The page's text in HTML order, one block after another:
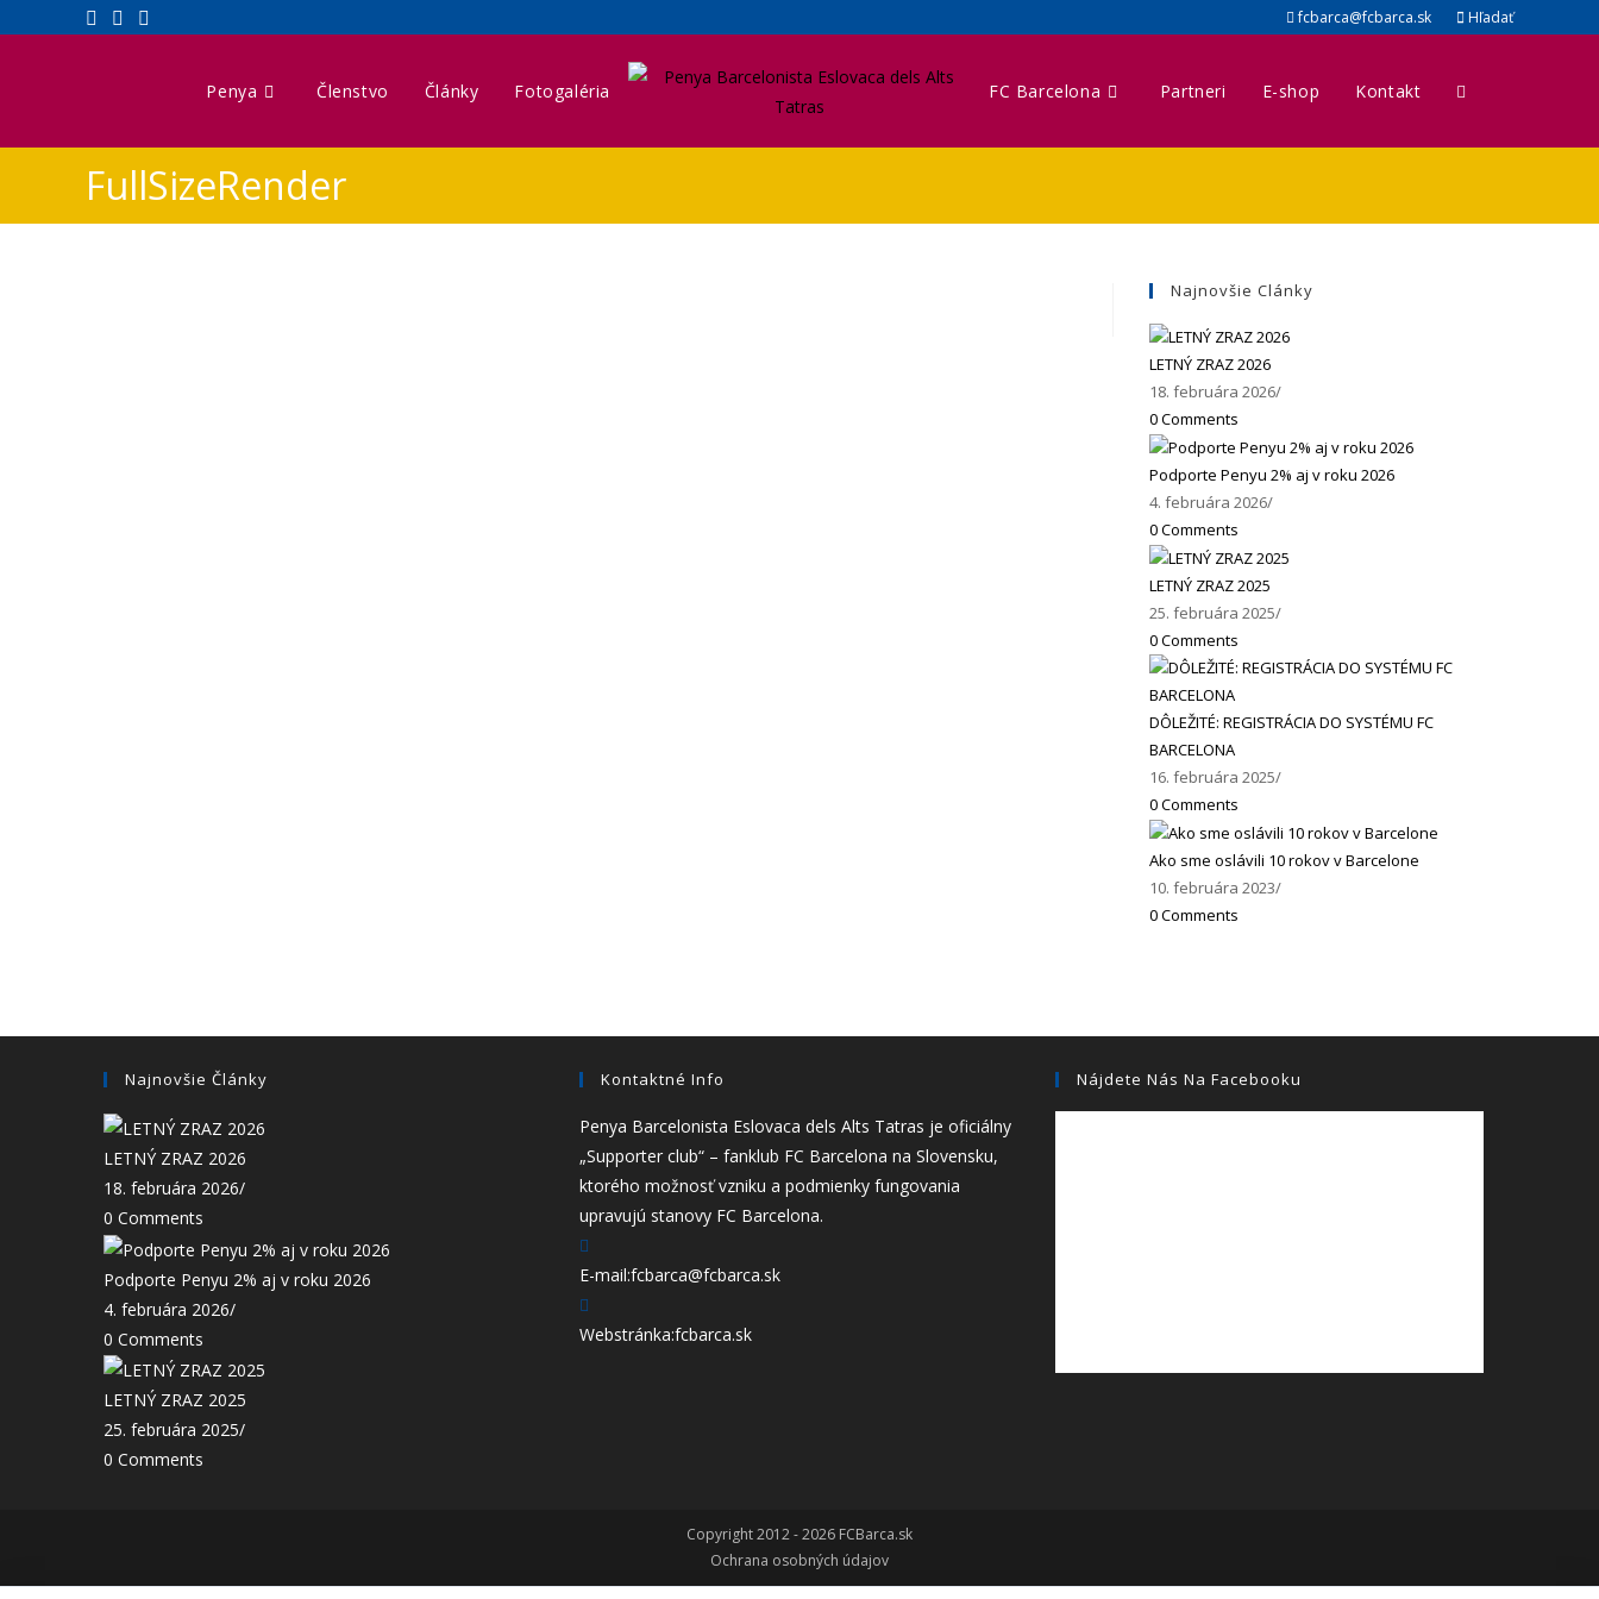
fcbarca@fcbarca.sk Hľadať
Penya Členstvo Články Fotogaléria FC Barcelona Partneri E-shop Kontakt
FullSizeRender
Najnovšie Clánky
LETNÝ ZRAZ 2026
18. februára 2026/
0 Comments
Podporte Penyu 2% aj v roku 2026
4. februára 2026/
0 Comments
LETNÝ ZRAZ 2025
25. februára 2025/
0 Comments
DÔLEŽITÉ: REGISTRÁCIA DO SYSTÉMU FC
BARCELONA
16. februára 2025/
0 Comments
Ako sme oslávili 10 rokov v Barcelone
10. februára 2023/
0 Comments
Najnovšie Články
LETNÝ ZRAZ 2026
18. februára 2026/
0 Comments
Podporte Penyu 2% aj v roku 2026
4. februára 2026/
0 Comments
LETNÝ ZRAZ 2025
25. februára 2025/
0 Comments
Kontaktné Info
Penya Barcelonista Eslovaca dels Alts Tatras je oficiálny
„Supporter club“ – fanklub FC Barcelona na Slovensku,
ktorého možnosť vzniku a podmienky fungovania
upravujú stanovy FC Barcelona.
E-mail:fcbarca@fcbarca.sk
Webstránka:fcbarca.sk
Nájdete Nás Na Facebooku
Copyright 2012 - 2026 FCBarca.sk
Ochrana osobných údajov